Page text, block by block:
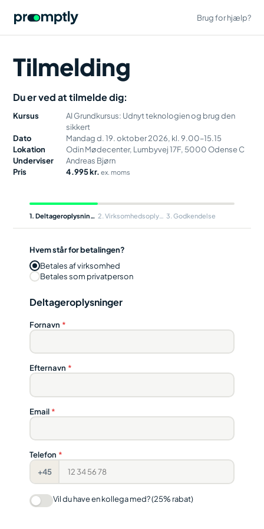
Brug for hjælp?
Tilmelding
Du er ved at tilmelde dig:
Kursus
AI Grundkursus: Udnyt teknologien og brug den
sikkert
Dato
Mandag d. 19. oktober 2026, kl. 9.00–15.15
Lokation
Odin Mødecenter, Lumbyvej 17F, 5000 Odense C
Underviser
Andreas Bjørn
Pris
4.995 kr.ex. moms
1 Deltageroplysninger 2 Virksomhedsoplysninger 3 Godkendelse
Hvem står for betalingen?
Betales af virksomhed
Betales som privatperson
Deltageroplysninger
Fornavn *
Efternavn *
Email *
Telefon *
+45
Vil du have en kollega med? (25% rabat)